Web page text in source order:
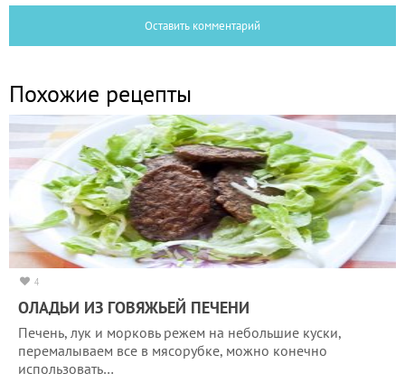
Оставить комментарий
Похожие рецепты
4
ОЛАДЬИ ИЗ ГОВЯЖЬЕЙ ПЕЧЕНИ
Печень, лук и морковь режем на небольшие куски,
перемалываем все в мясорубке, можно конечно
использовать…